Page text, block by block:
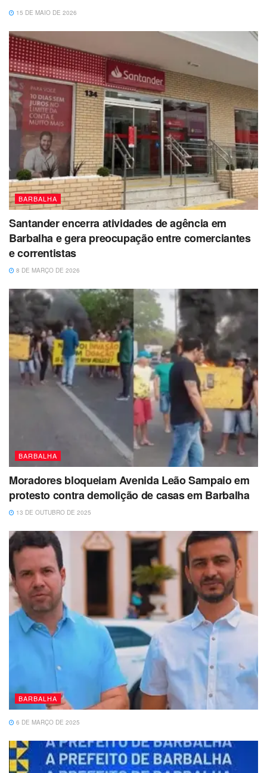
15 DE MAIO DE 2026
BARBALHA
Santander encerra atividades de agência em
Barbalha e gera preocupação entre comerciantes
e correntistas
8 DE MARÇO DE 2026
BARBALHA
Moradores bloqueiam Avenida Leão Sampaio em
protesto contra demolição de casas em Barbalha
13 DE OUTUBRO DE 2025
BARBALHA
6 DE MARÇO DE 2025